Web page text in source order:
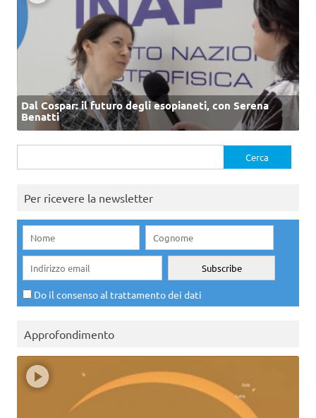
Dal Cospar: il futuro degli esopianeti, con Serena
Benatti
per:
Per ricevere la newsletter
Do il consenso al trattamento dei dati
Approfondimento